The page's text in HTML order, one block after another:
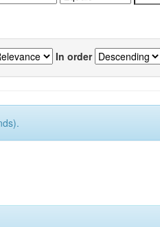
In order